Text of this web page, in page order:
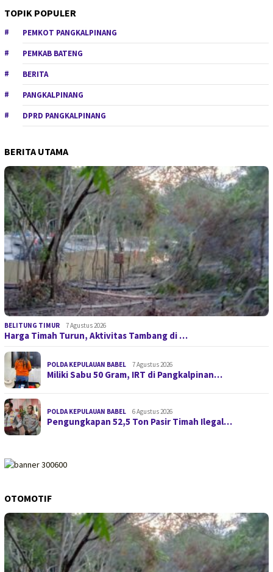
TOPIK POPULER
PEMKOT PANGKALPINANG
PEMKAB BATENG
BERITA
PANGKALPINANG
DPRD PANGKALPINANG
BERITA UTAMA
BELITUNG TIMUR 7 Agustus 2026
Harga Timah Turun, Aktivitas Tambang di …
POLDA KEPULAUAN BABEL 7 Agustus 2026
Miliki Sabu 50 Gram, IRT di Pangkalpinan…
POLDA KEPULAUAN BABEL 6 Agustus 2026
Pengungkapan 52,5 Ton Pasir Timah Ilegal…
OTOMOTIF